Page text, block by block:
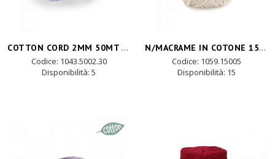
COTTON CORD 2MM 50MT - lilla
Codice: 1043.5002.30
Disponibilità: 5
N/MACRAME IN COTONE 150mtX5mm - crema
Codice: 1059.15005
Disponibilità: 15